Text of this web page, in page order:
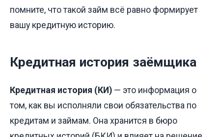
помните, что такой займ всё равно формирует
вашу кредитную историю.
Кредитная история заёмщика
Кредитная история (КИ) — это информация о
том, как вы исполняли свои обязательства по
кредитам и займам. Она хранится в бюро